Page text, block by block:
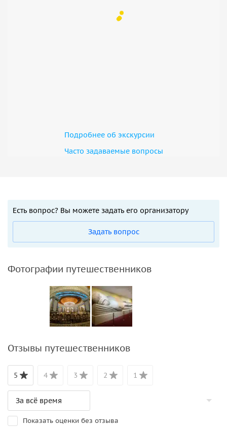
Подробнее об экскурсии
Часто задаваемые вопросы
Есть вопрос? Вы можете задать его организатору
Задать вопрос
Фотографии путешественников
Отзывы путешественников
5 4 3 2 1
Показать оценки без отзыва